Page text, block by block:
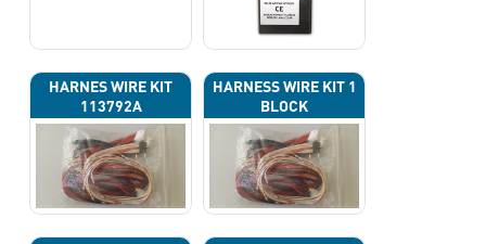
HARNES WIRE KIT
113792A
HARNESS WIRE KIT 1
BLOCK